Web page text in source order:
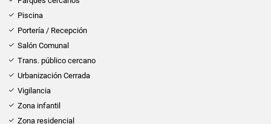
Piscina
Portería / Recepción
Salón Comunal
Trans. público cercano
Urbanización Cerrada
Vigilancia
Zona infantil
Zona residencial